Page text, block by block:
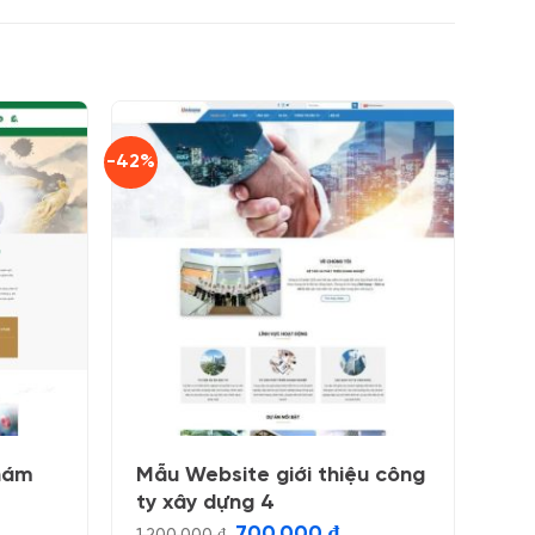
-42%
Mẫu Website giới thiệu công
ty xây dựng 4
Giá
Giá